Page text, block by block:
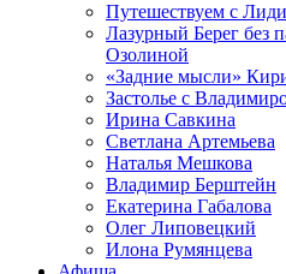
Путешествуем с
Лазурный Берег без
Озолиной
«Задние мысли»
Застолье с
Ирина Савкина
Светлана Артемьева
Наталья Мешкова
Владимир Берштейн
Екатерина Габалова
Олег Липовецкий
Илона Румянцева